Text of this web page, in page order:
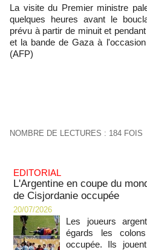
La visite du Premier ministre
quelques heures avant le
prévu à partir de minuit et
et la bande de Gaza à
(AFP)
NOMBRE DE LECTURES : 184 FOIS
EDITORIAL
L'Argentine en coupe du
de Cisjordanie occupée
20/07/2026
Les joueurs
égards les
occupée. Ils